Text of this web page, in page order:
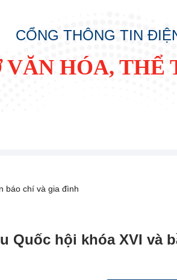
CỔNG THÔNG TIN
VĂN HÓA,
báo chí và gia đình
Quốc hội khóa XVI và